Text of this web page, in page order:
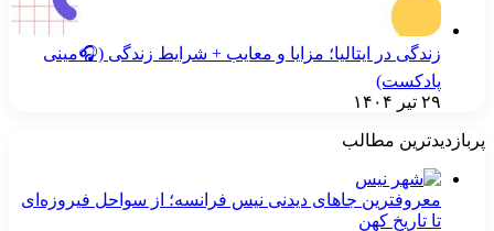
زندگی در ایتالیا؛ مزایا و معایب + شرایط زندگی (🎧مینی
پادکست)
۲۹ تیر ۱۴۰۴
مطالب
معروفترین جاهای دیدنی نیس فرانسه؛ از سواحل فیروزه‌ای
تا تاریخ کهن